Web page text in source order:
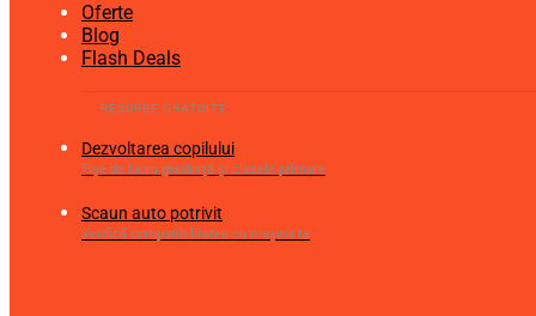
Oferte
Blog
Flash Deals
Dezvoltarea copilului
Fișe de lucru gradiniță și clasele primare
Scaun auto potrivit
Verifică compatibilitatea cu mașina ta